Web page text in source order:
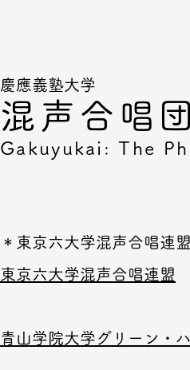
慶應義塾大学
混声合唱
Gakuyukai: The
＊東京六大学混声合唱連盟
東京六大学混声合唱連盟
青山学院大学グリーン・